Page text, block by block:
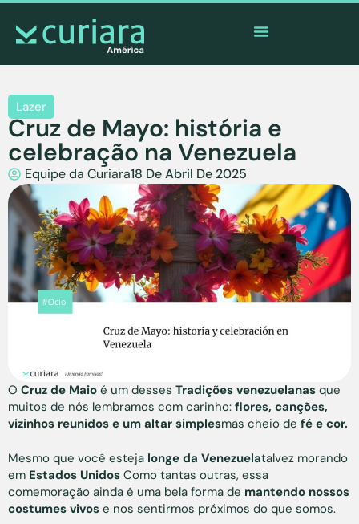
Lazer
Cruz de Mayo: história e
celebração na Venezuela
Equipe da Curiara18 De Abril De 2025
O Cruz de Maio é um desses Tradições venezuelanas que
muitos de nós lembramos com carinho: flores, canções,
vizinhos reunidos e um altar simplesmas cheio de fé e cor.
Mesmo que você esteja longe da Venezuelatalvez morando
em Estados Unidos Como tantas outras, essa
comemoração ainda é uma bela forma de mantendo nossos
costumes vivos e nos sentirmos próximos do que somos.